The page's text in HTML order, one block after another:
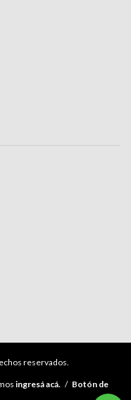
reservados.
ingresá acá. / Botón de